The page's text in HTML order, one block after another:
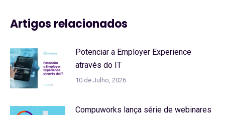
Artigos relacionados
Potenciar a Employer Experience
através do IT
10 de Julho, 2026
Compuworks lança série de webinares